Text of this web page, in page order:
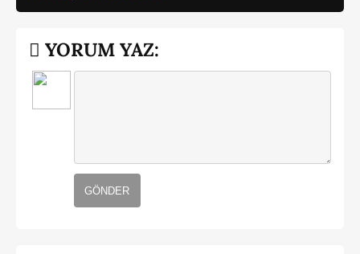
YORUM YAZ:
GÖNDER